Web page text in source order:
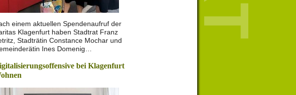
einem aktuellen Spendenaufruf der
Klagenfurt haben Stadtrat Franz
Stadträtin Constance Mochar und
Ines Domenig…
bei Klagenfurt